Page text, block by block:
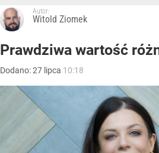
Autor:
Witold Ziomek
Prawdziwa wartość
Dodano:27 lipca 10:18